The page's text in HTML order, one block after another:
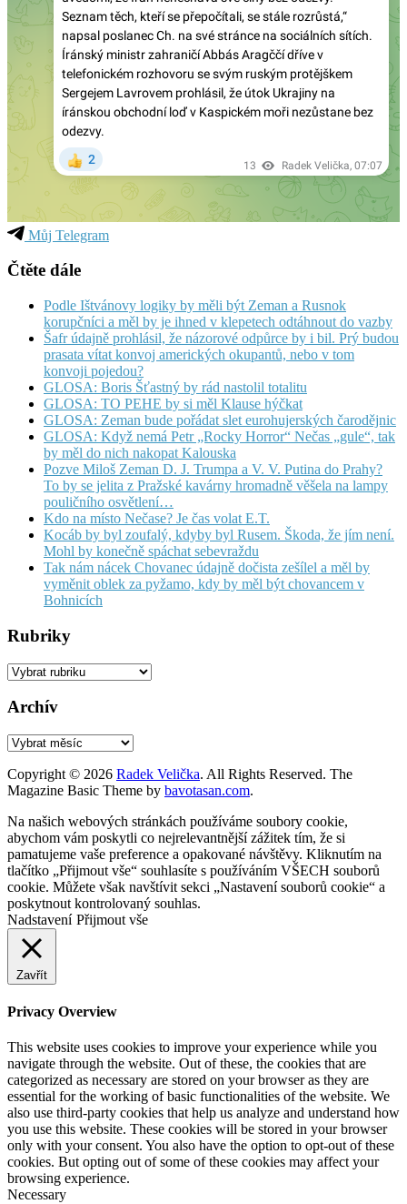
Můj Telegram
Čtěte dále
Podle Ištvánovy logiky by měli být Zeman a Rusnok
korupčníci a měl by je ihned v klepetech odtáhnout do vazby
Šafr údajně prohlásil, že názorové odpůrce by i bil. Prý budou
prasata vítat konvoj amerických okupantů, nebo v tom
konvoji pojedou?
GLOSA: Boris Šťastný by rád nastolil totalitu
GLOSA: TO PEHE by si měl Klause hýčkat
GLOSA: Zeman bude pořádat slet eurohujerských čarodějnic
GLOSA: Když nemá Petr „Rocky Horror“ Nečas „gule“, tak
by měl do nich nakopat Kalouska
Pozve Miloš Zeman D. J. Trumpa a V. V. Putina do Prahy?
To by se jelita z Pražské kavárny hromadně věšela na lampy
pouličního osvětlení…
Kdo na místo Nečase? Je čas volat E.T.
Kocáb by byl zoufalý, kdyby byl Rusem. Škoda, že jím není.
Mohl by konečně spáchat sebevraždu
Tak nám nácek Chovanec údajně dočista zešílel a měl by
vyměnit oblek za pyžamo, kdy by měl být chovancem v
Bohnicích
Rubriky
Rubriky
Archív
Archív
Copyright © 2026 Radek Velička. All Rights Reserved. The
Magazine Basic Theme by bavotasan.com.
Na našich webových stránkách používáme soubory cookie,
abychom vám poskytli co nejrelevantnější zážitek tím, že si
pamatujeme vaše preference a opakované návštěvy. Kliknutím na
tlačítko „Přijmout vše“ souhlasíte s používáním VŠECH souborů
cookie. Můžete však navštívit sekci „Nastavení souborů cookie“ a
poskytnout kontrolovaný souhlas.
Nadstavení Přijmout vše
Zavřít
Privacy Overview
This website uses cookies to improve your experience while you
navigate through the website. Out of these, the cookies that are
categorized as necessary are stored on your browser as they are
essential for the working of basic functionalities of the website. We
also use third-party cookies that help us analyze and understand how
you use this website. These cookies will be stored in your browser
only with your consent. You also have the option to opt-out of these
cookies. But opting out of some of these cookies may affect your
browsing experience.
Necessary